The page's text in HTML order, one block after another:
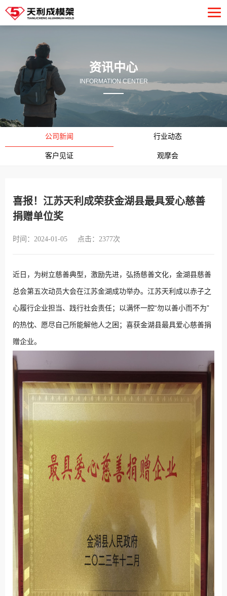
资讯中心
INFORMATION CENTER
公司新闻 行业动态
客户见证 观摩会
喜报！江苏天利成荣获金湖县最具爱心慈善
捐赠单位奖
时间：2024-01-05 点击：2377次
近日， 为树立慈善典型，激励先进，弘扬慈善文化， 金湖县慈善
总会第五次动员大会在江苏金湖成功举办。 江苏天利成以赤子之
心履行企业担当、践行社会责任； 以满怀一腔“勿以善小而不为”
的热忱、愿尽自己所能解他人之困； 喜获金湖县最具爱心慈善捐
赠企业。